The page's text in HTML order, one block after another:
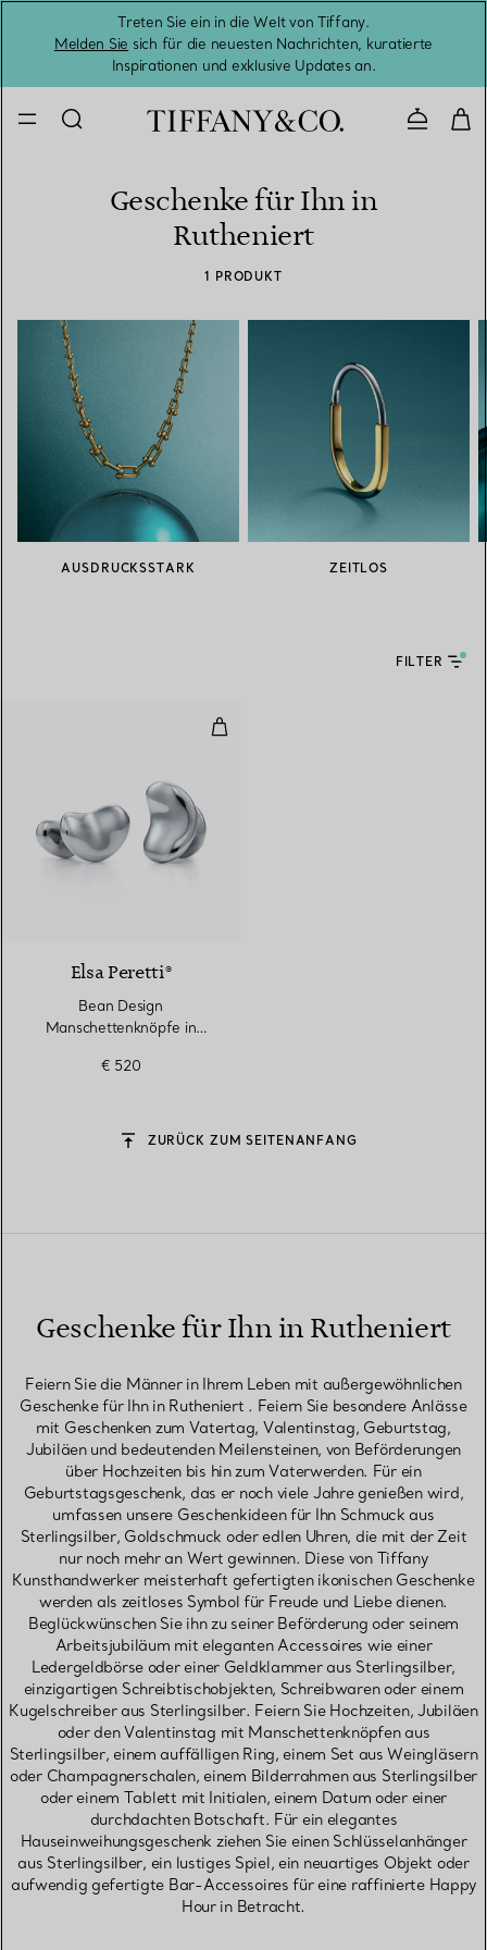
Treten Sie ein in die Welt von Tiffany.
Melden Sie sich für die neuesten Nachrichten, kuratierte
Inspirationen und exklusive Updates an.
Geschenke für Ihn in
Rutheniert
1 PRODUKT
AUSDRUCKSSTARK ZEITLOS
FILTER
Bean Design
Elsa Peretti®
Bean Design
Manschettenknöpfe in
Ruthenium, 18 mm
€ 520
ZURÜCK ZUM SEITENANFANG
Geschenke für Ihn in Rutheniert
Feiern Sie die Männer in Ihrem Leben mit außergewöhnlichen
Geschenke für Ihn in Rutheniert . Feiern Sie besondere Anlässe
mit Geschenken zum Vatertag, Valentinstag, Geburtstag,
Jubiläen und bedeutenden Meilensteinen, von Beförderungen
über Hochzeiten bis hin zum Vaterwerden. Für ein
Geburtstagsgeschenk, das er noch viele Jahre genießen wird,
umfassen unsere Geschenkideen für Ihn Schmuck aus
Sterlingsilber, Goldschmuck oder edlen Uhren, die mit der Zeit
nur noch mehr an Wert gewinnen. Diese von Tiffany
Kunsthandwerker meisterhaft gefertigten ikonischen Geschenke
werden als zeitloses Symbol für Freude und Liebe dienen.
Beglückwünschen Sie ihn zu seiner Beförderung oder seinem
Arbeitsjubiläum mit eleganten Accessoires wie einer
Ledergeldbörse oder einer Geldklammer aus Sterlingsilber,
einzigartigen Schreibtischobjekten, Schreibwaren oder einem
Kugelschreiber aus Sterlingsilber. Feiern Sie Hochzeiten, Jubiläen
oder den Valentinstag mit Manschettenknöpfen aus
Sterlingsilber, einem auffälligen Ring, einem Set aus Weingläsern
oder Champagnerschalen, einem Bilderrahmen aus Sterlingsilber
oder einem Tablett mit Initialen, einem Datum oder einer
durchdachten Botschaft. Für ein elegantes
Hauseinweihungsgeschenk ziehen Sie einen Schlüsselanhänger
aus Sterlingsilber, ein lustiges Spiel, ein neuartiges Objekt oder
aufwendig gefertigte Bar-Accessoires für eine raffinierte Happy
Hour in Betracht.